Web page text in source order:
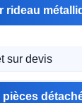
rideau
sur devis
pièces